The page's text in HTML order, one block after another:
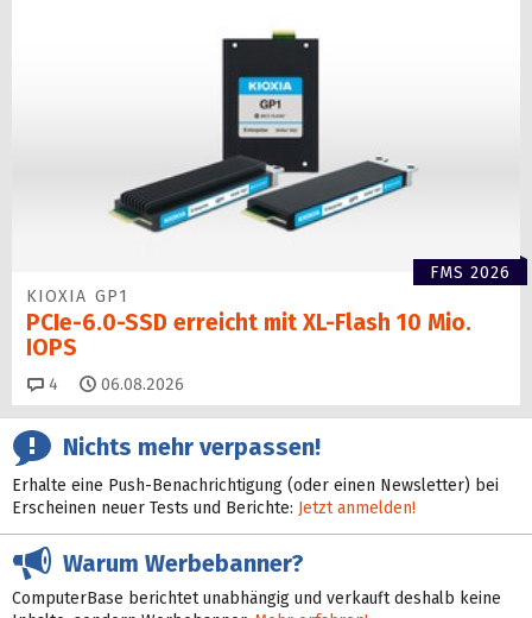
FMS 2026
KIOXIA GP1
PCIe-6.0-SSD erreicht mit XL-Flash 10 Mio.
IOPS
4 Kommentare
06.08.2026
Nichts mehr verpassen!
Erhalte eine Push-Benachrichtigung (oder einen Newsletter) bei
Erscheinen neuer Tests und Berichte: Jetzt anmelden!
Warum Werbebanner?
ComputerBase berichtet unabhängig und verkauft deshalb keine